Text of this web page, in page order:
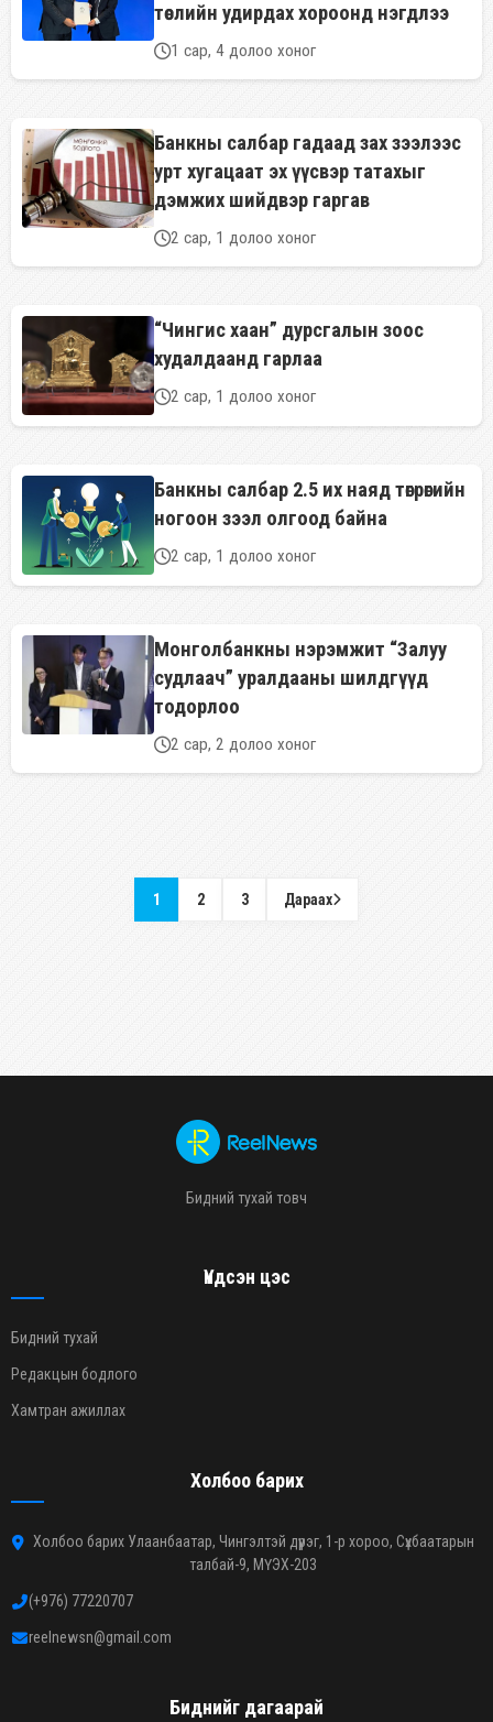
төслийн удирдах хороонд нэгдлээ
1 сар, 4 долоо хоног
Банкны салбар гадаад зах зээлээс
урт хугацаат эх үүсвэр татахыг
дэмжих шийдвэр гаргав
2 сар, 1 долоо хоног
“Чингис хаан” дурсгалын зоос
худалдаанд гарлаа
2 сар, 1 долоо хоног
Банкны салбар 2.5 их наяд төгрөгийн
ногоон зээл олгоод байна
2 сар, 1 долоо хоног
Монголбанкны нэрэмжит “Залуу
судлаач” уралдааны шилдгүүд
тодорлоо
2 сар, 2 долоо хоног
1 2 3 Дараах
Бидний тухай товч
Үндсэн цэс
Бидний тухай
Редакцын бодлого
Хамтран ажиллах
Холбоо барих
Холбоо барих Улаанбаатар, Чингэлтэй дүүрэг, 1-р хороо, Сүхбаатарын
талбай-9, МҮЭХ-203
(+976) 77220707
reelnewsn@gmail.com
Биднийг дагаарай